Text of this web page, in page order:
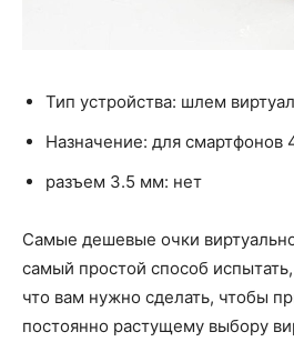
Тип устройства: шлем
Назначение: для
разъем 3.5 мм: нет
Самые дешевые очки
самый простой способ
что вам нужно сделать, чтобы
постоянно растущему выбору